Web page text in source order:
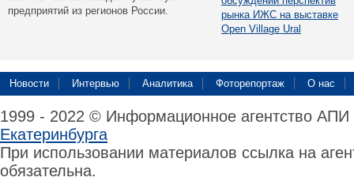
предприятий из регионов России.
рынка ИЖС на выставке
Open Village Ural
Новости Интервью Аналитика Фоторепортаж О нас
1999 - 2022 © Информационное агентство
Екатеринбурга
При использовании материалов ссылка на
обязательна.